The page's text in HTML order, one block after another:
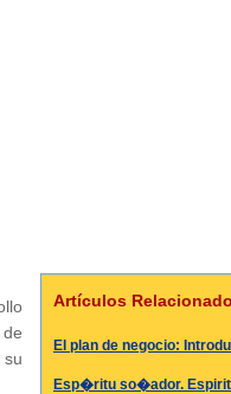
Artículos
El plan de negocio:
Esp�ritu so�ador.